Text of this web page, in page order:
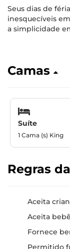
Seus dias de
inesquecíveis
a simplicidade
Camas
Suíte
1 Cama (s) King
Regras
Aceita
Aceita
Fornece
Permitido